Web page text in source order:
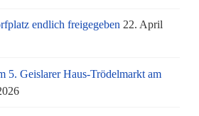
endlich freigegeben 22. April
5. Geislarer Haus-Trödelmarkt am